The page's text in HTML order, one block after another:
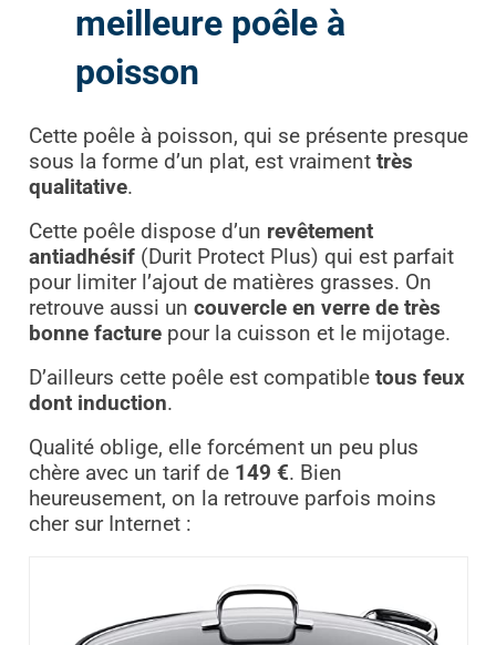
meilleure poêle à
poisson
Cette poêle à poisson, qui se présente presque
sous la forme d’un plat, est vraiment très
qualitative.
Cette poêle dispose d’un revêtement
antiadhésif(Durit Protect Plus) qui est parfait
pour limiter l’ajout de matières grasses. On
retrouve aussi un couvercle en verre de très
bonne facturepour la cuisson et le mijotage.
D’ailleurs cette poêle est compatible tous feux
dont induction.
Qualité oblige, elle forcément un peu plus
chère avec un tarif de 149 €. Bien
heureusement, on la retrouve parfois moins
cher sur Internet :